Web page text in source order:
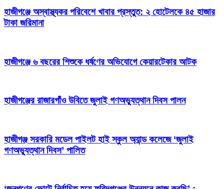
হাজীগঞ্জে অস্বাস্থ্যকর পরিবেশে খাবার প্রস্তুত: ২ হোটেলকে ৪৫ হাজার
টাকা জরিমানা
হাজীগঞ্জে ৬ বছরের শিশুকে ধর্ষণের অভিযোগে কেয়ারটেকার আটক
হাজীগঞ্জের রাজারগাঁও উবিতে জুলাই গণঅভ্যুত্থান দিবস পালন
হাজীগঞ্জ সরকারি মডেল পাইলট হাই স্কুল অ্যান্ড কলেজে ‘জুলাই
গণঅভ্যুত্থান দিবস’ পালিত